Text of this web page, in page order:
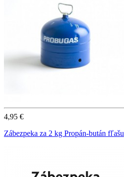
4,95 €
Zábezpeka za 2 kg Propán-bután fľašu